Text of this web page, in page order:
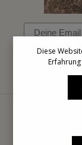
Email
Diese